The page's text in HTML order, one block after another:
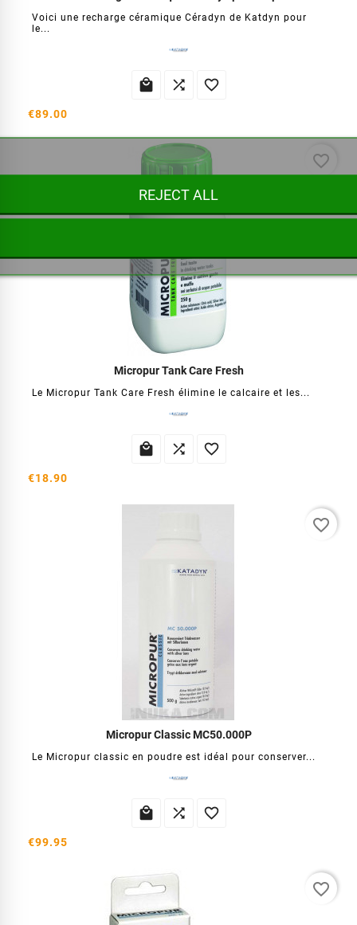
Voici une recharge céramique Céradyn de Katdyn pour
le...
  
€89.00
Micropur Tank Care Fresh
Le Micropur Tank Care Fresh élimine le calcaire et les...
  
€18.90
favorite_border
Micropur Classic MC50.000P
Le Micropur classic en poudre est idéal pour conserver...
  
€99.95
favorite_border
favorite_border
REJECT ALL